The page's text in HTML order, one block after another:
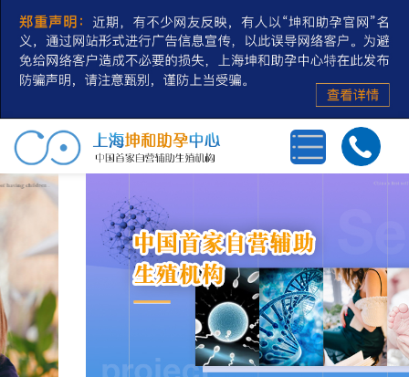
三代试管婴儿
第三方辅助生殖
私人定制